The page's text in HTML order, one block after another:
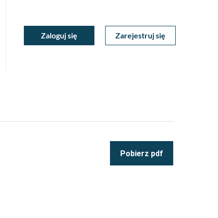
MojeZaloguj się Zarejestruj się
Pobierz pdf